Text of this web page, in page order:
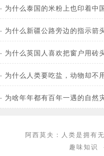
· 为什么泰国的米粉上也印着中
· 为什么新疆公路旁边的指示箭
· 为什么英国人喜欢把窗户用砖
· 为什么人类要吃盐，动物却不
· 为啥年年都有百年一遇的自然
阿西莫夫：人类是拥有
趣味知识